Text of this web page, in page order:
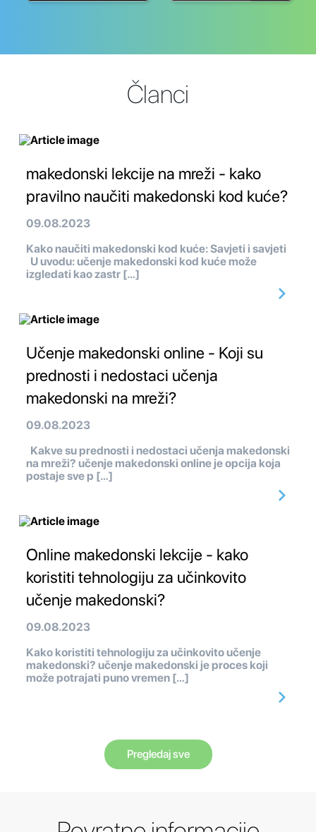
Članci
makedonski lekcije na mreži - kako
pravilno naučiti makedonski kod kuće?
09.08.2023
Kako naučiti makedonski kod kuće: Savjeti i savjeti
U uvodu: učenje makedonski kod kuće može
izgledati kao zastr […]
Učenje makedonski online - Koji su
prednosti i nedostaci učenja
makedonski na mreži?
09.08.2023
Kakve su prednosti i nedostaci učenja makedonski
na mreži? učenje makedonski online je opcija koja
postaje sve p […]
Online makedonski lekcije - kako
koristiti tehnologiju za učinkovito
učenje makedonski?
09.08.2023
Kako koristiti tehnologiju za učinkovito učenje
makedonski? učenje makedonski je proces koji
može potrajati puno vremen […]
Pregledaj sve